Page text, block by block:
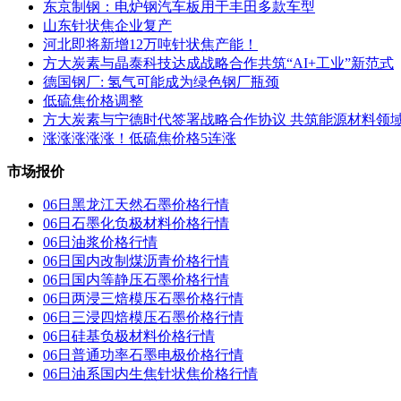
东京制钢：电炉钢汽车板用于丰田多款车型
山东针状焦企业复产
河北即将新增12万吨针状焦产能！
方大炭素与晶泰科技达成战略合作共筑“AI+工业”新范式
德国钢厂: 氢气可能成为绿色钢厂瓶颈
低硫焦价格调整
方大炭素与宁德时代签署战略合作协议 共筑能源材料领
涨涨涨涨涨！低硫焦价格5连涨
市场报价
06日黑龙江天然石墨价格行情
06日石墨化负极材料价格行情
06日油浆价格行情
06日国内改制煤沥青价格行情
06日国内 等静压石墨价格行情
06日两浸三焙模压石墨价格行情
06日三浸四焙模压石墨价格行情
06日硅基负极材料价格行情
06日普通功率石墨电极价格行情
06日油系国内生焦针状焦价格行情